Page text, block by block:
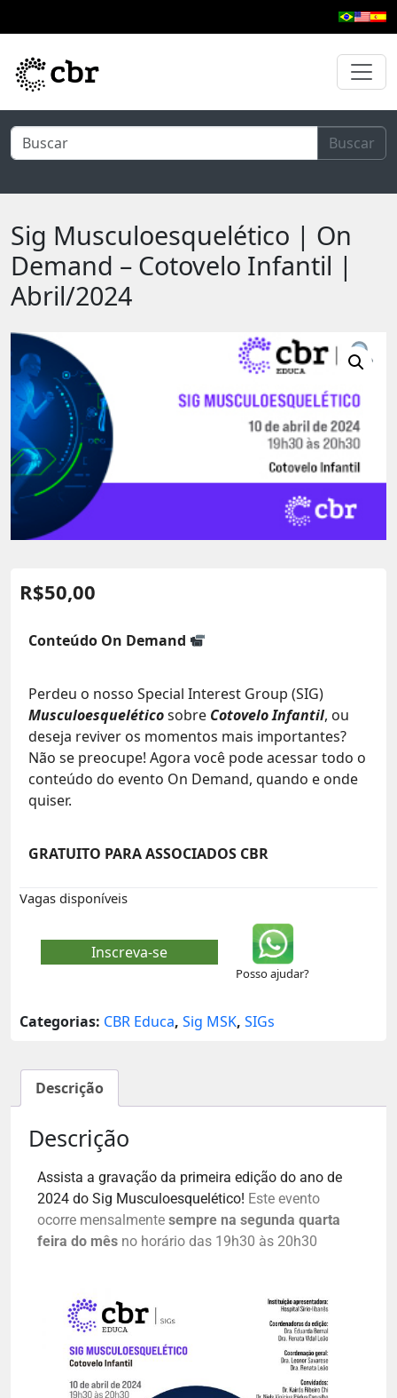
Buscar
Sig Musculoesquelético | On
Demand – Cotovelo Infantil |
Abril/2024
R$50,00
Conteúdo On Demand
Perdeu o nosso Special Interest Group (SIG)
Musculoesqueléticosobre Cotovelo Infantil, ou
deseja reviver os momentos mais importantes?
Não se preocupe! Agora você pode acessar todo o
conteúdo do evento On Demand, quando e onde
quiser.
GRATUITO PARA ASSOCIADOS CBR
Vagas disponíveis
Inscreva-se
Posso ajudar?
Categorias: CBR Educa, Sig MSK, SIGs
Descrição
Descrição
Assista a gravação da primeira edição do ano de
2024 do Sig Musculoesquelético! Este evento
ocorre mensalmente sempre na segunda quarta
feira do mês no horário das 19h30 às 20h30